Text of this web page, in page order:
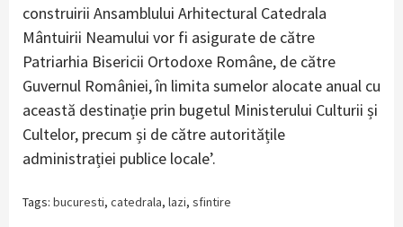
construirii Ansamblului Arhitectural Catedrala
Mântuirii Neamului vor fi asigurate de către
Patriarhia Bisericii Ortodoxe Române, de către
Guvernul României, în limita sumelor alocate anual cu
această destinație prin bugetul Ministerului Culturii și
Cultelor, precum și de către autoritățile
administrației publice locale’.
Tags: bucuresti, catedrala, lazi, sfintire